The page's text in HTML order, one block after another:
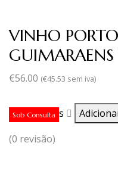
VINHO
€56.00 (€45.53 sem iva)
Sob Consulta
Ler mais
(0 revisão)